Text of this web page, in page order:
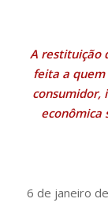
A restituição
feita a quem
consumidor,
econômica
6 de janeiro